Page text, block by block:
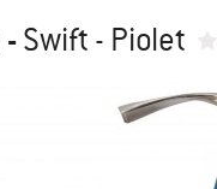
-Swift - Piolet